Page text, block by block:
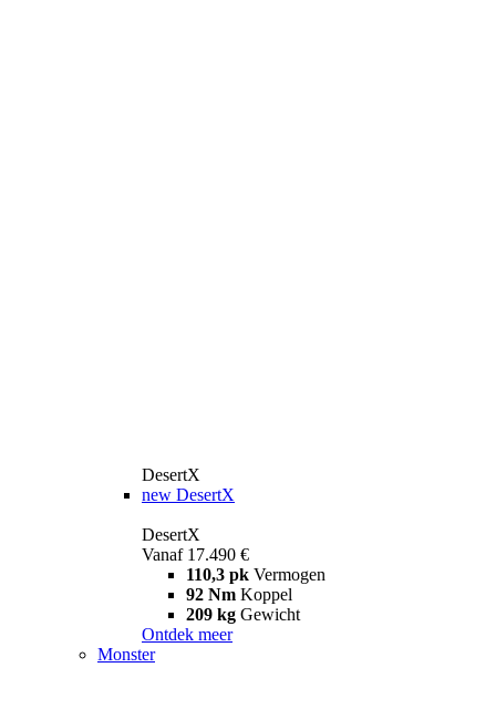
DesertX
new DesertX
DesertX
Vanaf 17.490 €
110,3 pk Vermogen
92 Nm Koppel
209 kg Gewicht
Ontdek meer
Monster